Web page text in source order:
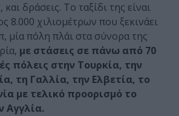
δράσεις. Το ταξίδι της είναι
8.000 χιλιομέτρων που ξεκινάει
μία πόλη πλάι στα σύνορα της
με στάσεις σε πάνω από 70
πόλεις στην Τουρκία, την
τη Γαλλία, την Ελβετία, το
με τελικό προορισμό το
Αγγλία.